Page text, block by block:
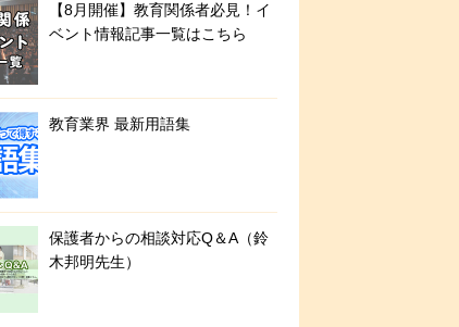
【8月開催】教育関係者必見！イ
ベント情報記事一覧はこちら
教育業界 最新用語集
保護者からの相談対応Q＆A（鈴
木邦明先生）